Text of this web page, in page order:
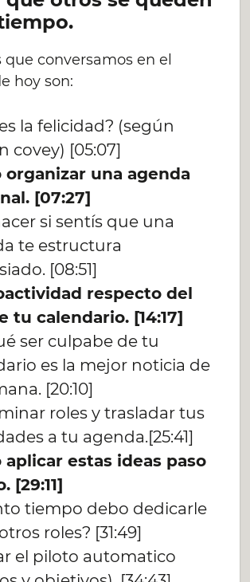
que conversamos en el
hoy son:
la felicidad? (según
covey) [05:07]
organizar una agenda
[07:27]
si sentís que una
te estructura
[08:51]
respecto del
tu calendario. [14:17]
ser culpabe de tu
es la mejor noticia de
[20:10]
roles y trasladar tus
a tu agenda.[25:41]
aplicar estas ideas paso
[29:11]
tiempo debo dedicarle
roles? [31:49]
el piloto automatico